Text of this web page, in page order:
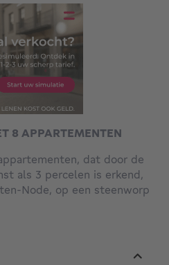
8 APPARTEMENTEN
dat door de
als 3 percelen is erkend,
Node, op een steenworp
op de begane